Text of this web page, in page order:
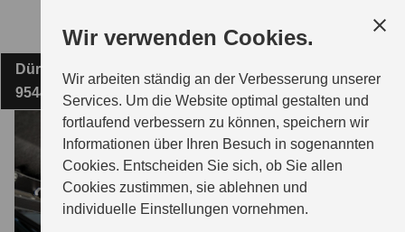
Wir verwenden Cookies.
Wir arbeiten ständig an der Verbesserung unserer
Services. Um die Website optimal gestalten und
fortlaufend verbessern zu können, speichern wir
Informationen über Ihren Besuch in sogenannten
Cookies. Entscheiden Sie sich, ob Sie allen
Cookies zustimmen, sie ablehnen und
individuelle Einstellungen vornehmen.
Hauptinhalt
FIRMA INGOLF HAUSWURZ
MODELLE
ZUBEHÖR
Dürschnitz 2
95448 Bayreuth